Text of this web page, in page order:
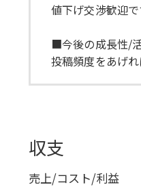
値下げ交渉歓迎で
■今後の成長性/
投稿頻度をあげ
収支
売上/コスト/利益